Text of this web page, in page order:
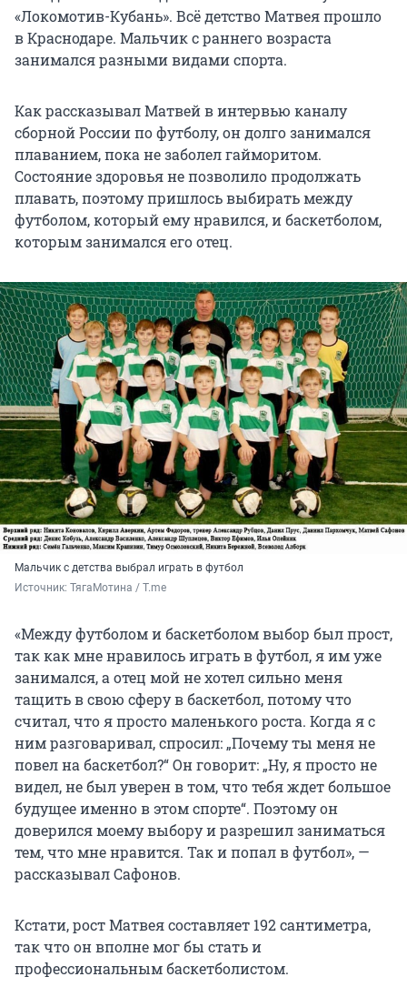
«Локомотив-Кубань». Всё детство Матвея прошло
в Краснодаре. Мальчик с раннего возраста
занимался разными видами спорта.
Как рассказывал Матвей в интервью каналу
сборной России по футболу, он долго занимался
плаванием, пока не заболел гайморитом.
Состояние здоровья не позволило продолжать
плавать, поэтому пришлось выбирать между
футболом, который ему нравился, и баскетболом,
которым занимался его отец.
Мальчик с детства выбрал играть в футбол
Источник: ТягаМотина / T.me
«Между футболом и баскетболом выбор был прост,
так как мне нравилось играть в футбол, я им уже
занимался, а отец мой не хотел сильно меня
тащить в свою сферу в баскетбол, потому что
считал, что я просто маленького роста. Когда я с
ним разговаривал, спросил: „Почему ты меня не
повел на баскетбол?“ Он говорит: „Ну, я просто не
видел, не был уверен в том, что тебя ждет большое
будущее именно в этом спорте“. Поэтому он
доверился моему выбору и разрешил заниматься
тем, что мне нравится. Так и попал в футбол», —
рассказывал Сафонов.
Кстати, рост Матвея составляет 192 сантиметра,
так что он вполне мог бы стать и
профессиональным баскетболистом.